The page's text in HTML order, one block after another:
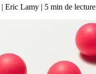
| Eric Lamy | 5 min de lecture